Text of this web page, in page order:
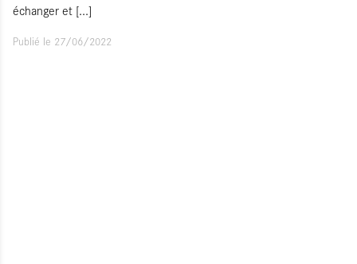
échanger et [...]
Publié le 27/06/2022